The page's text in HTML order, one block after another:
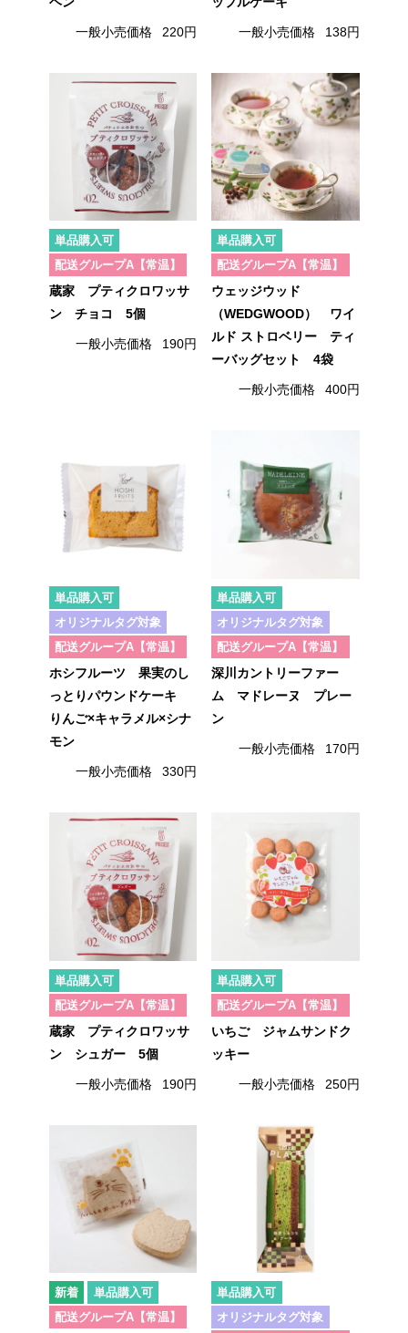
一般小売価格 220円 一般小売価格 138円
単品購入可
配送グループA【常温】
蔵家 プティクロワッサ
ン チョコ 5個
一般小売価格 190円
単品購入可
配送グループA【常温】
ウェッジウッド
（WEDGWOOD） ワイ
ルド ストロベリー ティ
ーバッグセット 4袋
一般小売価格 400円
単品購入可
オリジナルタグ対象
配送グループA【常温】
ホシフルーツ 果実のし
っとりパウンドケーキ
りんご×キャラメル×シナ
モン
一般小売価格 330円
単品購入可
オリジナルタグ対象
配送グループA【常温】
深川カントリーファー
ム マドレーヌ プレー
ン
一般小売価格 170円
単品購入可
配送グループA【常温】
蔵家 プティクロワッサ
ン シュガー 5個
一般小売価格 190円
単品購入可
配送グループA【常温】
いちご ジャムサンドク
ッキー
一般小売価格 250円
単品購入可
配送グループA【常温】
単品購入可
オリジナルタグ対象